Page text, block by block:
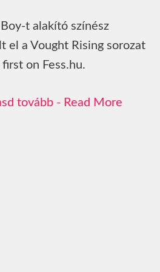
t alakító színész
el a Vought Rising sorozat
on Fess.hu.
Read More